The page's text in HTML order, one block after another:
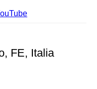
FE, Italia